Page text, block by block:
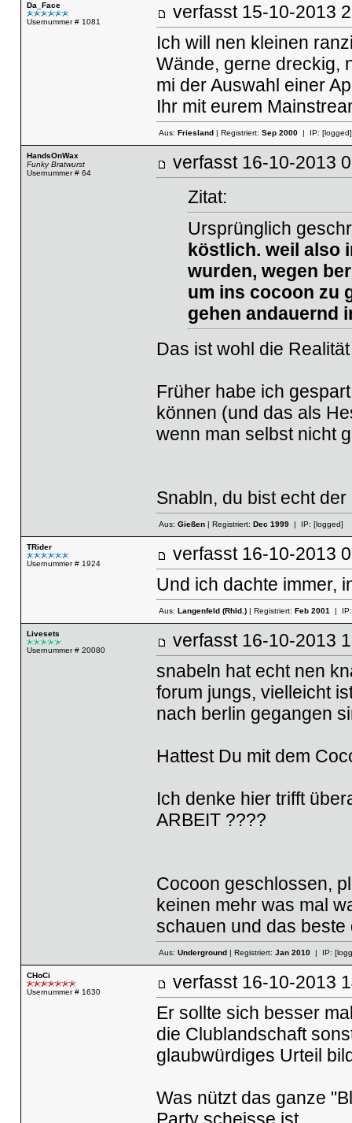
Da_Face
Usernummer # 1081
verfasst 15-10-
Ich will nen kleinen
Wände, gerne dreckig,
mi der Auswahl einer
Ihr mit eurem
Aus: Friesland| Registriert: Sep 2000| IP: [logged]
HandsOnWax
Funky Bratwurst
Usernummer # 64
verfasst 16-10-
Zitat:
Ursprünglich
köstlich. weil also
wurden, wegen
um ins cocoon zu
gehen andauernd
Das ist wohl die
Früher habe ich
können (und das als
wenn man selbst nicht
Snabln, du bist echt der
Aus: Gießen| Registriert: Dec 1999| IP: [logged]
TRider
Usernummer # 1924
verfasst 16-10-
Und ich dachte immer,
Aus: Langenfeld (Rhld.)| Registriert: Feb 2001|
Livesets
Usernummer # 20080
verfasst 16-10-
snabeln hat echt nen
forum jungs, vielleicht
nach berlin gegangen
Hattest Du mit dem
Ich denke hier trifft
ARBEIT ????
Cocoon geschlossen,
keinen mehr was mal
schauen und das beste
Aus: Underground| Registriert: Jan 2010| IP:
CHoCi
Usernummer # 1630
verfasst 16-10-
Er sollte sich besser
die Clublandschaft
glaubwürdiges Urteil
Was nützt das ganze
Party scheisse ist...